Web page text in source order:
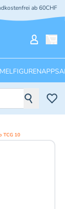
ab 60CHF
APPS
TCG 10